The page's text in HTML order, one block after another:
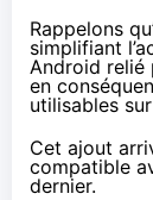
Rappelons
simplifiant
Android relié
en
utilisables
Cet ajout
compatible
dernier.